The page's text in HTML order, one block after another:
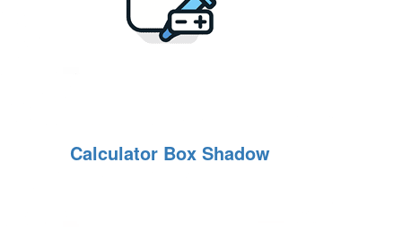
Calculator Box Shadow